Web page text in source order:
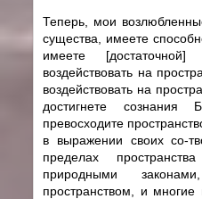
Теперь, мои
существа, имеете
имеете
воздействовать на
воздействовать на
достигнете
превосходите
в выражении своих со-
пределах
природными
пространством, и